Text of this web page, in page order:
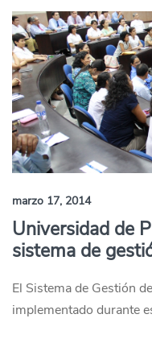
marzo 17, 2014
Universidad de
sistema de
El Sistema de Gestión
implementado durante